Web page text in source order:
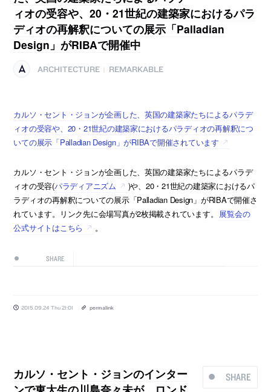
ィオの受容や、20・21世紀の建築家におけるパラ
ディオの再解釈についての展示「Palladian
Design」がRIBAで開催中
ARCHITECTURE REMARKABLE
カルソ・セント・ジョンが企画した、英国の建築家たちによるパラデ
ィオの受容や、20・21世紀の建築家におけるパラディオの再解釈につ
いての展示「Palladian Design」がRIBAで開催されています
カルソ・セント・ジョンが企画した、英国の建築家たちによるパラデ
ィオの受容(パラディアニズム
)や、20・21世紀の建築家におけるパ
ラディオの再解釈についての展示「Palladian Design」がRIBAで開催さ
れています。リンク先に会場写真が2枚掲載されています。
展覧会の
公式サイトはこちら
。
SHARE
2015.09.24 Thu 21:01 permalink
SHARE
カルソ・セント・ジョンのインター